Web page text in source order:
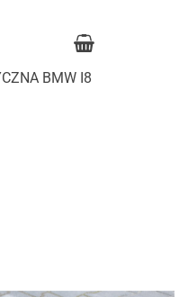
BMW I8